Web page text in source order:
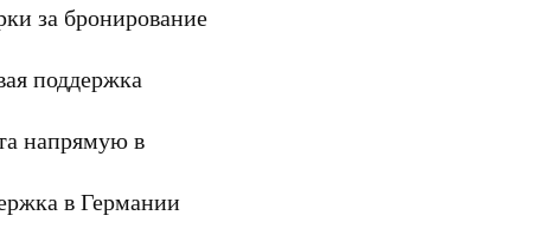
за бронирование
поддержка
напрямую в
в Германии